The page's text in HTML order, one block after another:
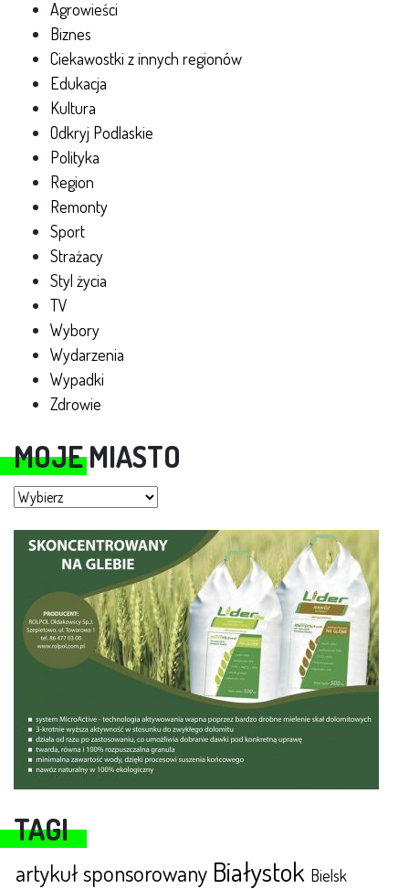
Agrowieści
Biznes
Ciekawostki z innych regionów
Edukacja
Kultura
Odkryj Podlaskie
Polityka
Region
Remonty
Sport
Strażacy
Styl życia
TV
Wybory
Wydarzenia
Wypadki
Zdrowie
MOJE MIASTO
Moje miasto
TAGI
artykuł sponsorowany Białystok Bielsk